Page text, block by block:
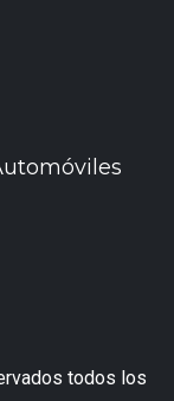
todos los